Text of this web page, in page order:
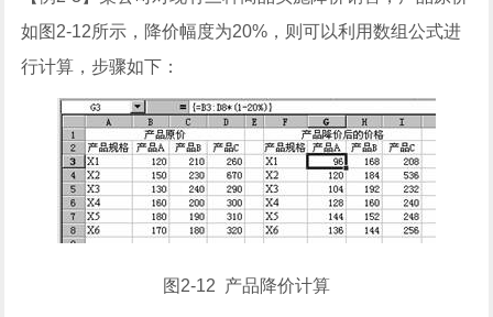
如图 2-12所示，降价幅度为20% ，则可以利用数组公式进
行计算，步骤如下：
图 2-12 产品降价计算